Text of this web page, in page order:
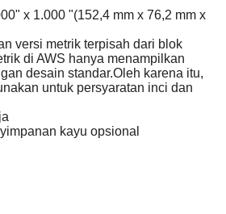
x 1.000 "(152,4 mm x 76,2 mm x
versi metrik terpisah dari blok
di AWS hanya menampilkan
desain standar.Oleh karena itu,
untuk persyaratan inci dan
kayu opsional